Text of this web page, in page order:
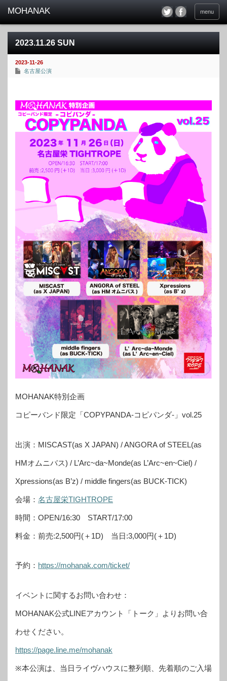
menu
2023.11.26 SUN
2023-11-26
名古屋公演
MOHANAK特別企画
コピーバンド限定「COPYPANDA-コピパンダ-」vol.25
出演：MISCAST(as X JAPAN) / ANGORA of STEEL(as
HMオムニバス) / L’Arc~da~Monde(as L’Arc~en~Ciel) /
Xpressions(as B’z) / middle fingers(as BUCK-TICK)
会場： 名古屋栄TIGHTROPE
時間：OPEN/16:30 START/17:00
料金：前売:2,500円(＋1D) 当日:3,000円(＋1D)
予約： https://mohanak.com/ticket/
イベントに関するお問い合わせ：
MOHANAK公式LINEアカウント「トーク」よりお問い合
わせください。
https://page.line.me/mohanak
※本公演は、当日ライヴハウスに整列順、先着順のご入場